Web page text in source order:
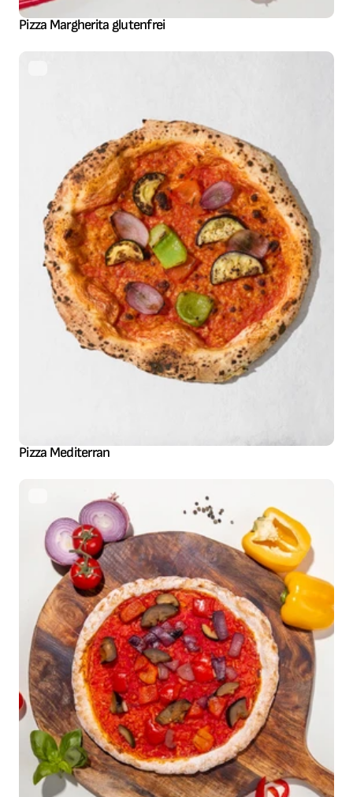
Pizza Margherita glutenfrei
Pizza Mediterran